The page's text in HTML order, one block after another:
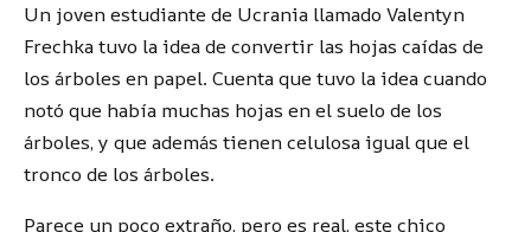
Un joven estudiante de Ucrania llamado Valentyn
Frechka tuvo la idea de convertir las hojas caídas de
los árboles en papel. Cuenta que tuvo la idea cuando
notó que había muchas hojas en el suelo de los
árboles, y que además tienen celulosa igual que el
tronco de los árboles.
Parece un poco extraño, pero es real, este chico